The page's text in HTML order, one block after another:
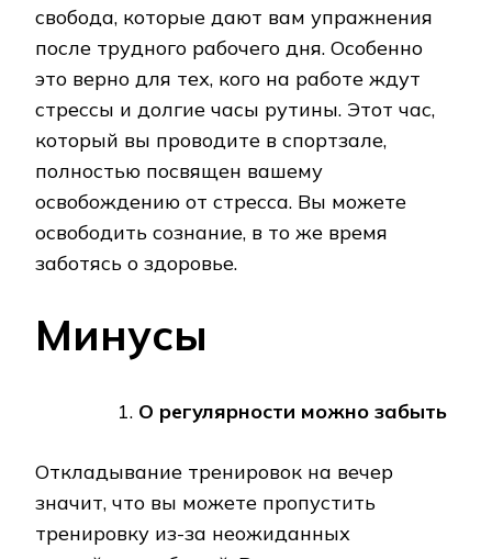
свобода, которые дают вам упражнения
после трудного рабочего дня. Особенно
это верно для тех, кого на работе ждут
стрессы и долгие часы рутины. Этот час,
который вы проводите в спортзале,
полностью посвящен вашему
освобождению от стресса. Вы можете
освободить сознание, в то же время
заботясь о здоровье.
Минусы
О регулярности можно забыть
Откладывание тренировок на вечер
значит, что вы можете пропустить
тренировку из-за неожиданных